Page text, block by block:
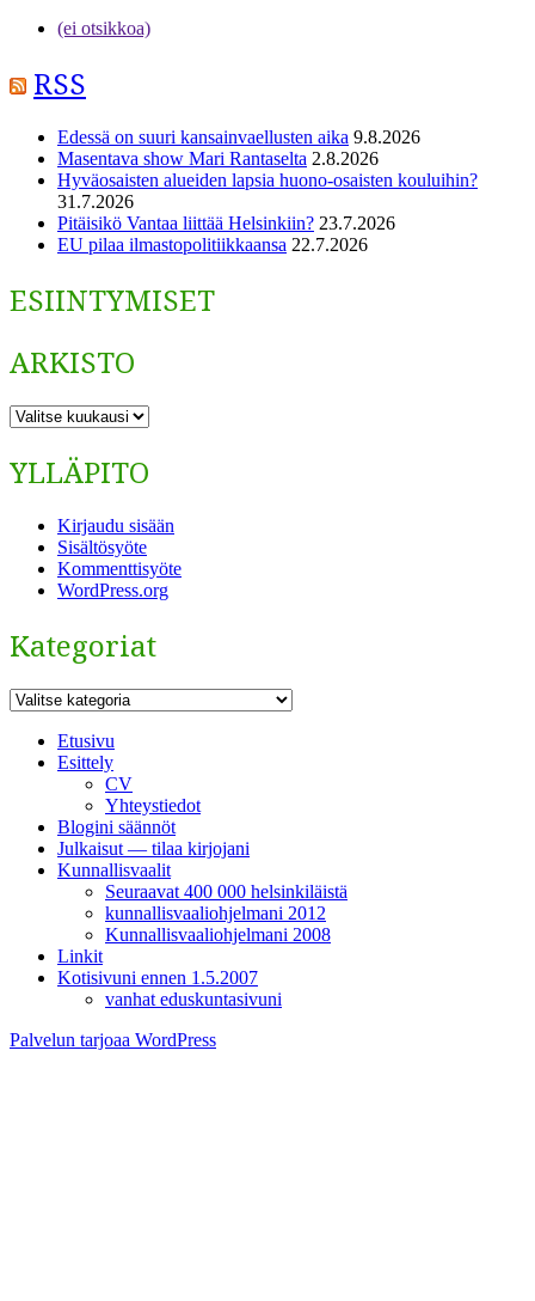
(ei otsikkoa)
RSS
Edessä on suuri kansainvaellusten aika 9.8.2026
Masentava show Mari Rantaselta 2.8.2026
Hyväosaisten alueiden lapsia huono-osaisten kouluihin?
31.7.2026
Pitäisikö Vantaa liittää Helsinkiin? 23.7.2026
EU pilaa ilmastopolitiikkaansa 22.7.2026
ESIINTYMISET
ARKISTO
ARKISTO
YLLÄPITO
Kirjaudu sisään
Sisältösyöte
Kommenttisyöte
WordPress.org
Kategoriat
Kategoriat
Etusivu
Esittely
CV
Yhteystiedot
Blogini säännöt
Julkaisut — tilaa kirjojani
Kunnallisvaalit
Seuraavat 400 000 helsinkiläistä
kunnallisvaaliohjelmani 2012
Kunnallisvaaliohjelmani 2008
Linkit
Kotisivuni ennen 1.5.2007
vanhat eduskuntasivuni
Palvelun tarjoaa WordPress